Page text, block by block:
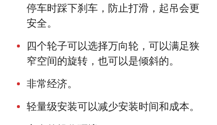
停车时踩下刹车，防止打滑，起吊会更
安全。
四个轮子可以选择万向轮，可以满足狭
窄空间的旋转，也可以是倾斜的。
非常经济。
轻量级安装可以减少安装时间和成本。